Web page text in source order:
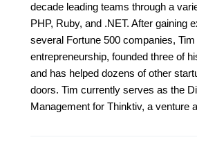
decade leading teams through a
PHP, Ruby, and .NET. After gaining
several Fortune 500 companies,
entrepreneurship, founded three of
and has helped dozens of other
doors. Tim currently serves as the
Management for Thinktiv, a venture